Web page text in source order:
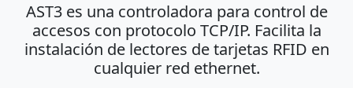
AST3 es una controladora para control de
accesos con protocolo TCP/IP. Facilita la
instalación de lectores de tarjetas RFID en
cualquier red ethernet.